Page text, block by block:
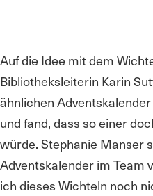
Auf die Idee mit dem
Bibliotheksleiterin Karin
ähnlichen
und fand, dass so einer
würde. Stephanie Manser
Adventskalender im Team
ich dieses Wichteln noch